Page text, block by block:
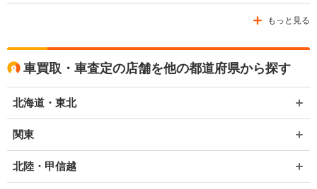
もっと見る
車買取・車査定の店舗を他の都道府県から探す
北海道・東北
関東
北陸・甲信越